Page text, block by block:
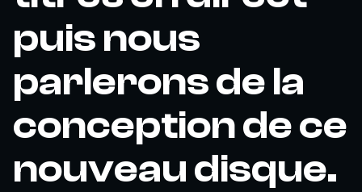
puis nous
parlerons de la
conception de ce
nouveau disque.